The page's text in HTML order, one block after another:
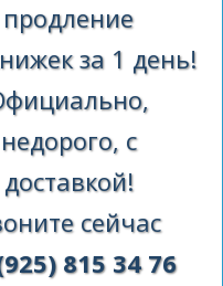
продление
за 1 день!
недорого, с
доставкой!
сейчас
815 34 76